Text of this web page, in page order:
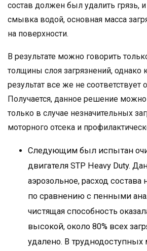
состав должен был удалить грязь,
смывка водой, основная масса
на поверхности.
В результате можно говорить
толщины слоя загрязнений, однако
результат все же не
Получается, данное решение можно
только в случае незначительных
моторного отсека и
Следующим был испытан
двигателя STP Heavy Duty.
аэрозольное, расход
по сравнению с пенными
чистящая способность
высокой, около 80% всех
удалено. В труднодоступных